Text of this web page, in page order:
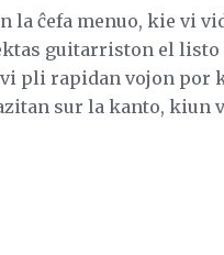
la ĉefa menuo, kie vi
guitarriston el listo
pli rapidan vojon por
sur la kanto, kiun